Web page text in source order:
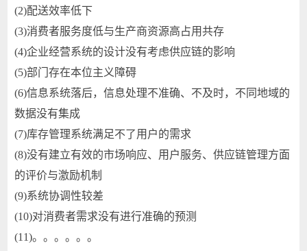
(2)配送效率低下
(3)消费者服务度低与生产商资源高占用共存
(4)企业经营系统的设计没有考虑供应链的影响
(5)部门存在本位主义障碍
(6)信息系统落后，信息处理不准确、不及时，不同地域的
数据没有集成
(7)库存管理系统满足不了用户的需求
(8)没有建立有效的市场响应、用户服务、供应链管理方面
的评价与激励机制
(9)系统协调性较差
(10)对消费者需求没有进行准确的预测
(11)。。。。。。